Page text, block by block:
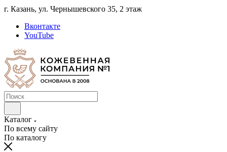
г. Казань, ул. Чернышевского 35, 2 этаж
Вконтакте
YouTube
Каталог
По всему сайту
По каталогу